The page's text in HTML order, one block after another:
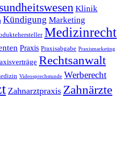
Klinik
Kündigung Marketing
Medizinrecht
Praxis Praxisabgabe Praxismarketing
Rechtsanwalt
Videosprechstunde Werberecht
Zahnarztpraxis Zahnärzte